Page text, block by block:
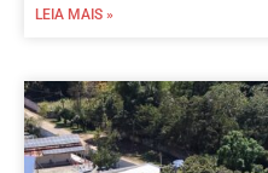
LEIA MAIS »